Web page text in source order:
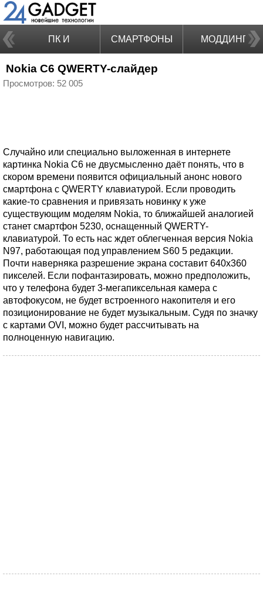
ПК И
НОУТБУКИ
СМАРТФОНЫ МОДДИНГ
Nokia C6 QWERTY-слайдер
Просмотров: 52 005
Случайно или специально выложенная в интернете
картинка Nokia C6 не двусмысленно даёт понять, что в
скором времени появится официальный анонс нового
смартфона с QWERTY клавиатурой. Если проводить
какие-то сравнения и привязать новинку к уже
существующим моделям Nokia, то ближайшей аналогией
станет смартфон 5230, оснащенный QWERTY-
клавиатурой. То есть нас ждет облегченная версия Nokia
N97, работающая под управлением S60 5 редакции.
Почти наверняка разрешение экрана составит 640х360
пикселей. Если пофантазировать, можно предположить,
что у телефона будет 3-мегапиксельная камера с
автофокусом, не будет встроенного накопителя и его
позиционирование не будет музыкальным. Судя по значку
с картами OVI, можно будет рассчитывать на
полноценную навигацию.